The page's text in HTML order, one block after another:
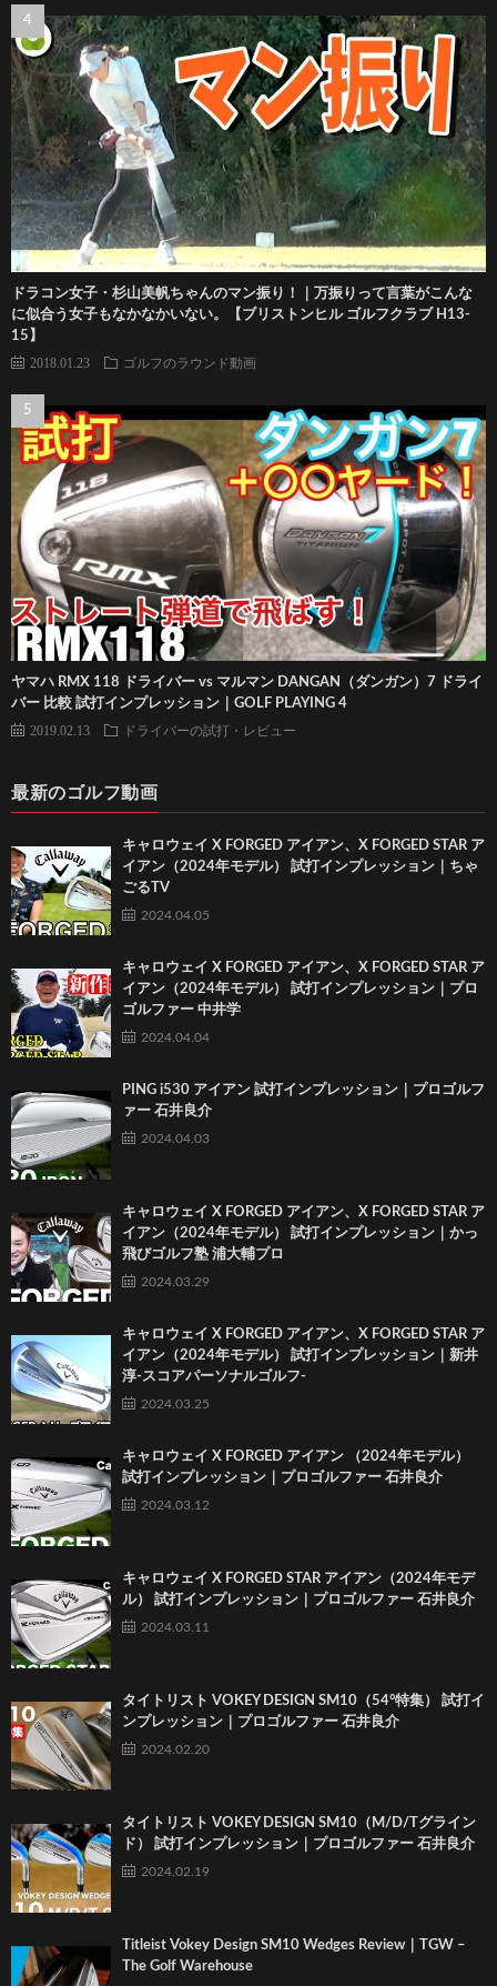
ドラコン女子・杉山美帆ちゃんのマン振り！｜万振りって言葉がこんな
に似合う女子もなかなかいない。【ブリストンヒル ゴルフクラブ H13-
15】
2018.01.23 ゴルフのラウンド動画
ヤマハ RMX 118 ドライバー vs マルマン DANGAN（ダンガン）7 ドライ
バー 比較 試打インプレッション｜GOLF PLAYING 4
2019.02.13 ドライバーの試打・レビュー
最新のゴルフ動画
キャロウェイ X FORGED アイアン、X FORGED STAR ア
イアン（2024年モデル） 試打インプレッション｜ちゃ
ごるTV
2024.04.05
キャロウェイ X FORGED アイアン、X FORGED STAR ア
イアン（2024年モデル） 試打インプレッション｜プロ
ゴルファー 中井学
2024.04.04
PING i530 アイアン 試打インプレッション｜プロゴルフ
ァー 石井良介
2024.04.03
キャロウェイ X FORGED アイアン、X FORGED STAR ア
イアン（2024年モデル） 試打インプレッション｜かっ
飛びゴルフ塾 浦大輔プロ
2024.03.29
キャロウェイ X FORGED アイアン、X FORGED STAR ア
イアン（2024年モデル） 試打インプレッション｜新井
淳-スコアパーソナルゴルフ-
2024.03.25
キャロウェイ X FORGED アイアン （2024年モデル）
試打インプレッション｜プロゴルファー 石井良介
2024.03.12
キャロウェイ X FORGED STAR アイアン（2024年モデ
ル） 試打インプレッション｜プロゴルファー 石井良介
2024.03.11
タイトリスト VOKEY DESIGN SM10（54°特集） 試打イ
ンプレッション｜プロゴルファー 石井良介
2024.02.20
タイトリスト VOKEY DESIGN SM10（M/D/Tグライン
ド） 試打インプレッション｜プロゴルファー 石井良介
2024.02.19
Titleist Vokey Design SM10 Wedges Review｜TGW –
The Golf Warehouse